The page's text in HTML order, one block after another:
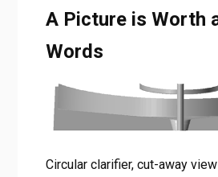
A Picture is Worth
Words
Circular clarifier, cut-away